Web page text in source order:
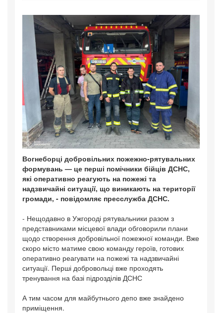
Вогнеборці добровільних пожежно-рятувальних
формувань — це перші помічники бійців ДСНС,
які оперативно реагують на пожежі та
надзвичайні ситуації, що виникають на території
громади, - повідомляє пресслужба ДСНС.
- Нещодавно в Ужгороді рятувальники разом з
представниками місцевої влади обговорили плани
щодо створення добровільної пожежної команди. Вже
скоро місто матиме свою команду героїв, готових
оперативно реагувати на пожежі та надзвичайні
ситуації. Перші добровольці вже проходять
тренування на базі підрозділів ДСНС
А тим часом для майбутнього депо вже знайдено
приміщення.